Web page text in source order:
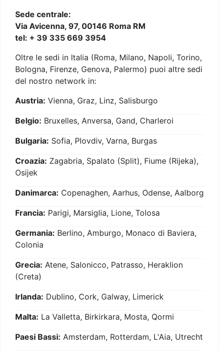
Sede centrale:
Via Avicenna, 97, 00146 Roma RM
tel: + 39 335 669 3954
Oltre le sedi in Italia (Roma, Milano, Napoli, Torino,
Bologna, Firenze, Genova, Palermo) puoi altre sedi
del nostro network in:
Austria: Vienna, Graz, Linz, Salisburgo
Belgio: Bruxelles, Anversa, Gand, Charleroi
Bulgaria: Sofia, Plovdiv, Varna, Burgas
Croazia: Zagabria, Spalato (Split), Fiume (Rijeka),
Osijek
Danimarca: Copenaghen, Aarhus, Odense, Aalborg
Francia: Parigi, Marsiglia, Lione, Tolosa
Germania: Berlino, Amburgo, Monaco di Baviera,
Colonia
Grecia: Atene, Salonicco, Patrasso, Heraklion
(Creta)
Irlanda: Dublino, Cork, Galway, Limerick
Malta: La Valletta, Birkirkara, Mosta, Qormi
Paesi Bassi: Amsterdam, Rotterdam, L'Aia, Utrecht